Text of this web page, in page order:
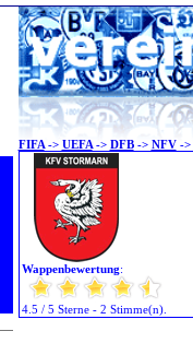
FIFA-> UEFA-> DFB-> NFV->
Wappenbewertung:
4.5 / 5 Sterne - 2 Stimme(n).